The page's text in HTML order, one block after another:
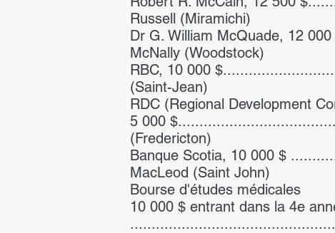
Russell (Miramichi)
Dr G. William McQuade, 12
McNally (Woodstock)
RBC, 10 000
(Saint-Jean)
RDC (Regional Development
5 000
(Fredericton)
Banque Scotia, 10 000 $
MacLeod (Saint John)
Bourse d'études médicales
10 000 $ entrant dans la 4e